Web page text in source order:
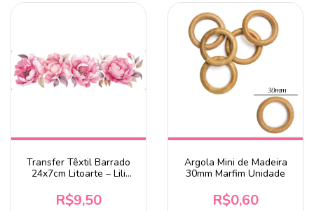
Transfer Têxtil Barrado
24x7cm Litoarte – Lili
R$9,50
Argola Mini de Madeira
30mm Marfim Unidade
R$0,60